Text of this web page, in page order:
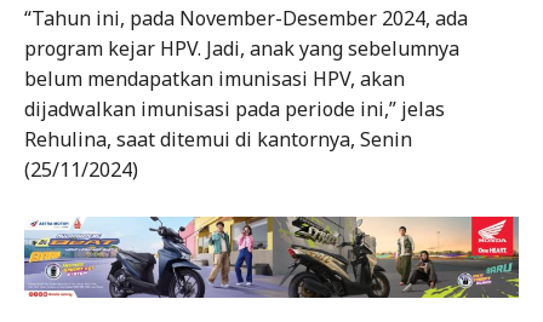
“Tahun ini, pada November-Desember 2024, ada
program kejar HPV. Jadi, anak yang sebelumnya
belum mendapatkan imunisasi HPV, akan
dijadwalkan imunisasi pada periode ini,” jelas
Rehulina, saat ditemui di kantornya, Senin
(25/11/2024)